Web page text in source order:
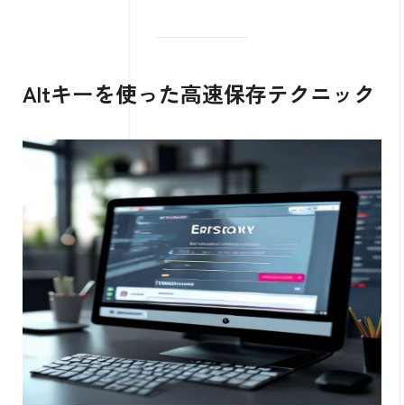
Altキーを使った高速保存テクニック